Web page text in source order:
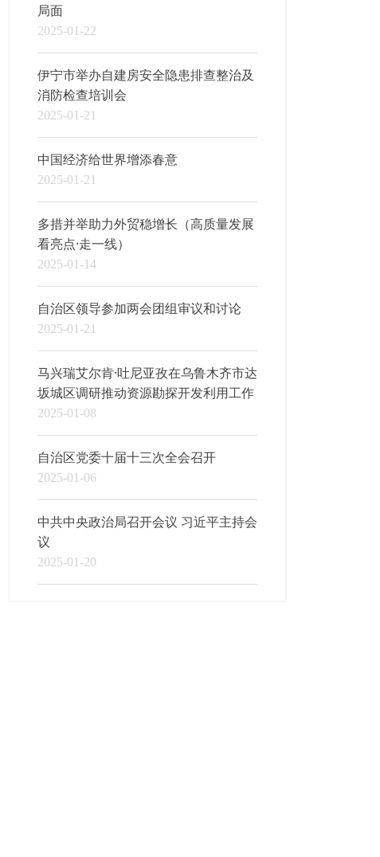
局面
2025-01-22
伊宁市举办自建房安全隐患排查整治及
消防检查培训会
2025-01-21
中国经济给世界增添春意
2025-01-21
多措并举助力外贸稳增长（高质量发展
看亮点·走一线）
2025-01-14
自治区领导参加两会团组审议和讨论
2025-01-21
马兴瑞艾尔肯·吐尼亚孜在乌鲁木齐市达
坂城区调研推动资源勘探开发利用工作
2025-01-08
自治区党委十届十三次全会召开
2025-01-06
中共中央政治局召开会议 习近平主持会
议
2025-01-20